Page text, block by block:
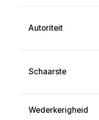
Autoriteit
Schaarste
Wederkerigheid